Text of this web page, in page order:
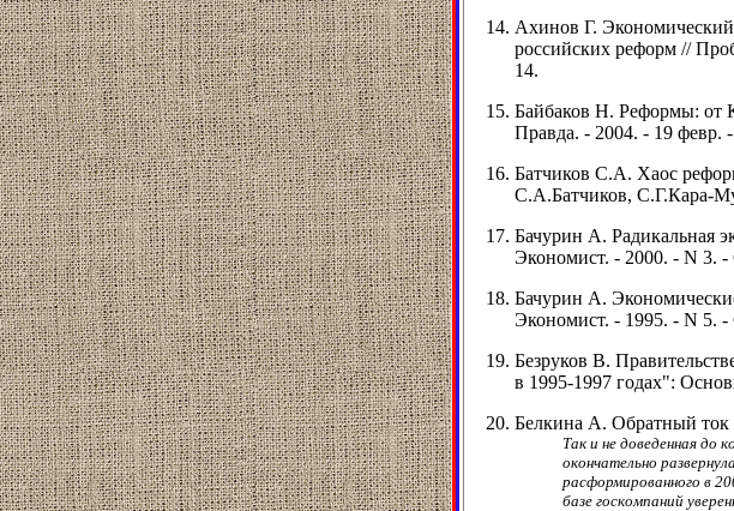
Ахинов Г. Экономический
российских реформ //
14.
Байбаков Н. Реформы: от
Правда. - 2004. - 19 февр.
Батчиков С.А. Хаос
С.А.Батчиков, С.Г.Кара-
Бачурин А. Радикальная
Экономист. - 2000. - N 3. -
Бачурин А.
Экономист. - 1995. - N 5. -
Безруков В.
в 1995-1997 годах":
Белкина А. Обратный ток
Так и не доведенная до
окончательно
расформированного в
базе госкомпаний